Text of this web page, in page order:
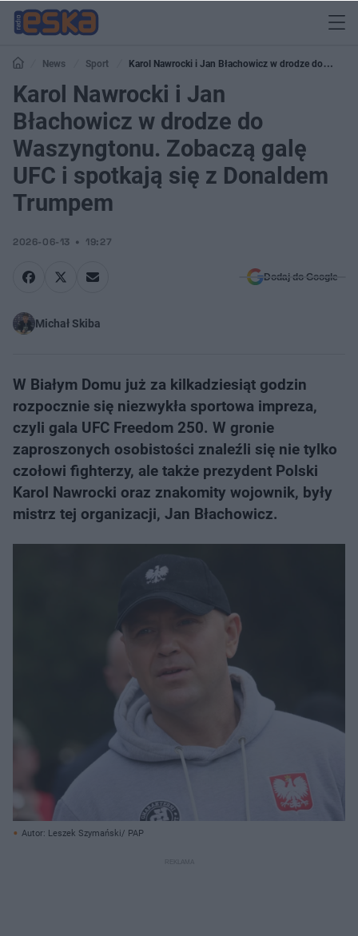
News Sport
Karol Nawrocki i Jan Błachowicz w drodze do
Waszyngtonu. Zobaczą galę UFC i spotkają się z Donaldem Trumpem
Karol Nawrocki i Jan
Błachowicz w drodze do
Waszyngtonu. Zobaczą galę
UFC i spotkają się z Donaldem
Trumpem
2026-06-13 19:27
Dodaj do Google
Michał Skiba
W Białym Domu już za kilkadziesiąt godzin
rozpocznie się niezwykła sportowa impreza,
czyli gala UFC Freedom 250. W gronie
zaproszonych osobistości znaleźli się nie tylko
czołowi fighterzy, ale także prezydent Polski
Karol Nawrocki oraz znakomity wojownik, były
mistrz tej organizacji, Jan Błachowicz.
Autor: Leszek Szymański/ PAP